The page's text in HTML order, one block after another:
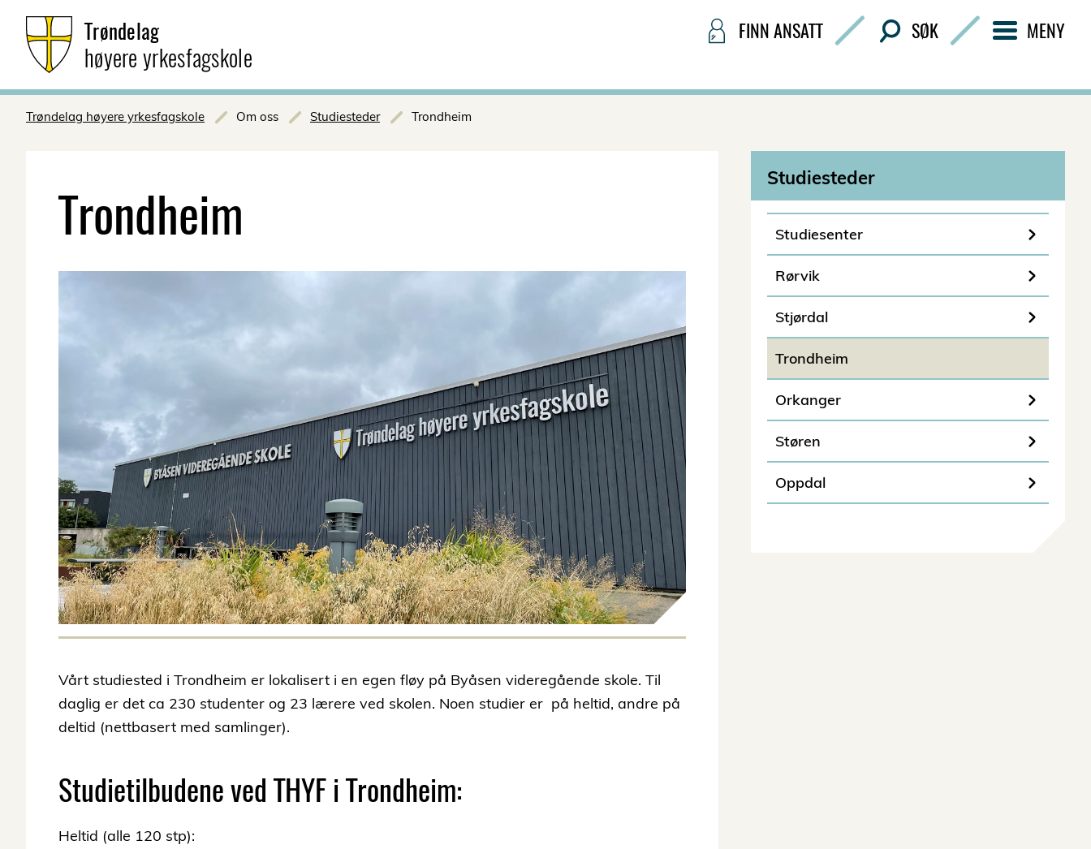
Trøndelag
høyere yrkesfagskole
FINN ANSATT SØK MENY
Trøndelag høyere yrkesfagskole Om oss Studiesteder Trondheim
Trondheim
Vårt studiested i Trondheim er lokalisert i en egen fløy på Byåsen videregående skole. Til
daglig er det ca 230 studenter og 23 lærere ved skolen. Noen studier er på heltid, andre på
deltid (nettbasert med samlinger).
Studietilbudene ved THYF i Trondheim:
Heltid (alle 120 stp):
Studiesteder
Studiesenter
Rørvik
Stjørdal
Trondheim
Orkanger
Støren
Oppdal